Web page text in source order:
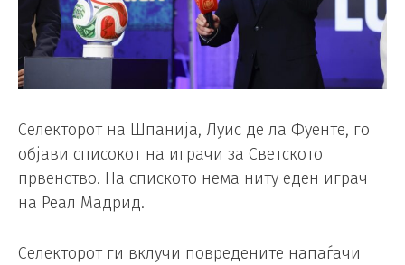
Селекторот на Шпанија, Луис де ла Фуенте, го
објави списокот на играчи за Светското
првенство. На спиското нема ниту еден играч
на Реал Мадрид.
Селекторот ги вклучи повредените напаѓачи